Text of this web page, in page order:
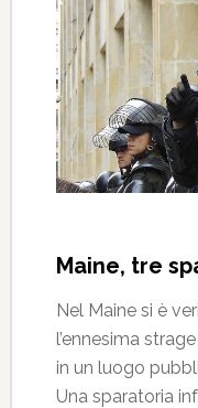
Maine, tre
Nel Maine si è
l’ennesima strage
in un luogo
Una sparatoria